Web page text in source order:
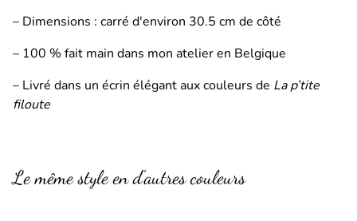
– Dimensions : carré d'environ 30.5 cm de côté
– 100 % fait main dans mon atelier en Belgique
– Livré dans un écrin élégant aux couleurs de La p’tite
filoute
Le même style en d’autres couleurs